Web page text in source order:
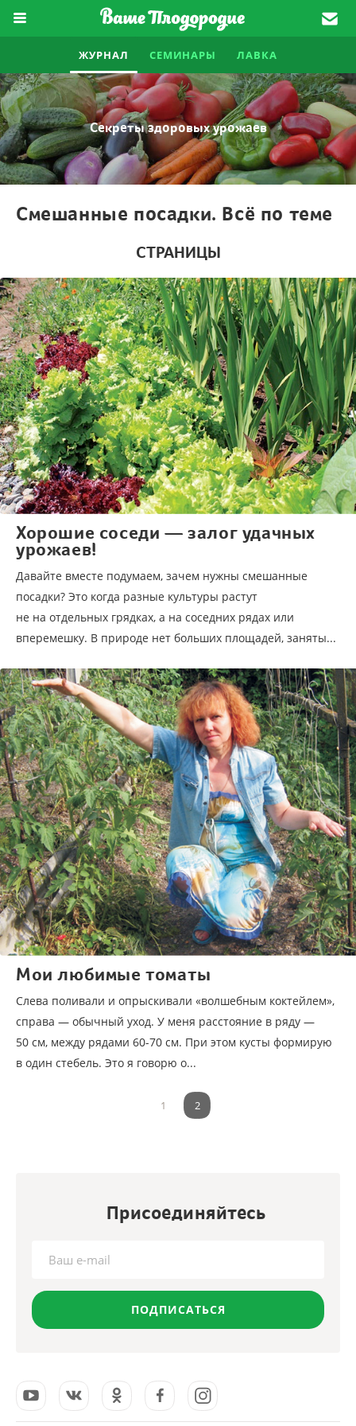
ЖУРНАЛ СЕМИНАРЫ ЛАВКА
Секреты здоровых урожаев
Смешанные посадки. Всё по теме
СТРАНИЦЫ
Хорошие соседи — залог удачных
урожаев!
Давайте вместе подумаем, зачем нужны смешанные
посадки? Это когда разные культуры растут
не на отдельных грядках, а на соседних рядах или
вперемешку. В природе нет больших площадей, заняты...
Мои любимые томаты
Слева поливали и опрыскивали «волшебным коктейлем»,
справа — обычный уход. У меня расстояние в ряду —
50 см, между рядами 60-70 см. При этом кусты формирую
в один стебель. Это я говорю о...
1 2
Присоединяйтесь
ПОДПИСАТЬСЯ